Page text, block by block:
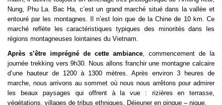
Nung, Phu La. Bac Ha, c’est un grand marché situé dans la vallée et
entouré par les montagnes. Il n’est loin que de la Chine de 10 km. Ce
marché reflète les caractéristiques typiques des minorités dans les
régions montagneuses lointaines du Vietnam.
Après s’être imprégné de cette ambiance, commencement de la
journée trekking vers 9h30. Nous allons franchir une montagne calcaire
d’une hauteur de 1200 à 1300 mètres. Après environ 3 heures de
marche, nous arrivons au sommet où nous nous arrêtons pour admirer
les beaux paysages qui offrent à la vue : rizières en terrasse,
végétations, villages de tribus ethniques. Déjeuner en pinque – nique.